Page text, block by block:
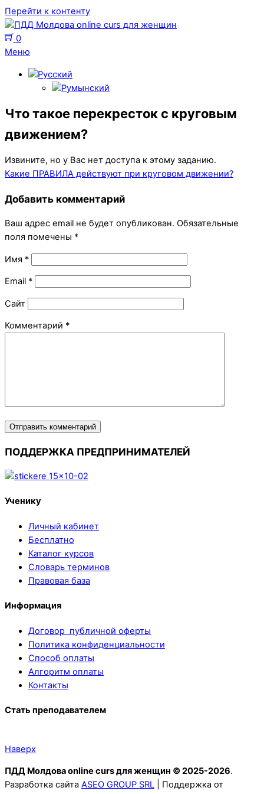
Перейти к контенту
0
Меню
Что такое перекресток с круговым
движением?
Извините, но у Вас нет доступа к этому заданию.
Какие ПРАВИЛА действуют при круговом движении?
Добавить комментарий
Ваш адрес email не будет опубликован. Обязательные
поля помечены *
Имя *
Email *
Сайт
Комментарий *
ПОДДЕРЖКА ПРЕДПРИНИМАТЕЛЕЙ
Ученику
Личный кабинет
Бесплатно
Каталог курсов
Словарь терминов
Правовая база
Информация
Договор публичной оферты
Политика конфиденциальности
Способ оплаты
Алгоритм оплаты
Контакты
Стать преподавателем
Наверх
ПДД Молдова online curs для женщин © 2025-2026.
Разработка сайта ASEO GROUP SRL | Поддержка от